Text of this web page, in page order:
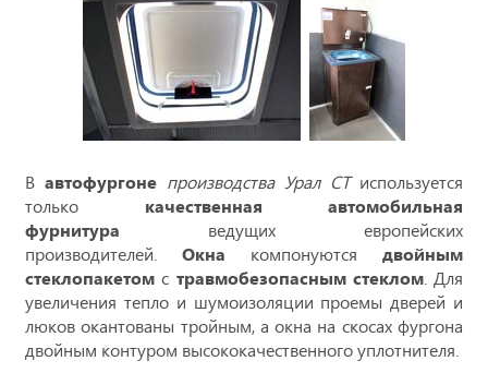
В автофургоне производства Урал СТиспользуется
только качественная автомобильная
фурнитура ведущих европейских
производителей. Окна компонуются двойным
стеклопакетом с травмобезопасным стеклом. Для
увеличения тепло и шумоизоляции проемы дверей и
люков окантованы тройным, а окна на скосах фургона
двойным контуром высококачественного уплотнителя.